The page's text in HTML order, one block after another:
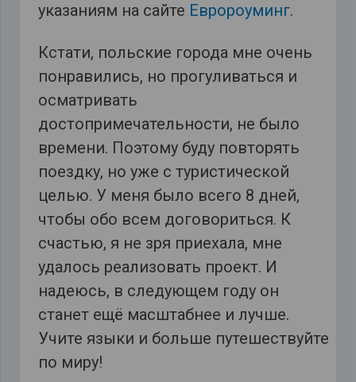
указаниям на сайте Евророуминг.
Кстати, польские города мне очень
понравились, но прогуливаться и
осматривать
достопримечательности, не было
времени. Поэтому буду повторять
поездку, но уже с туристической
целью. У меня было всего 8 дней,
чтобы обо всем договориться. К
счастью, я не зря приехала, мне
удалось реализовать проект. И
надеюсь, в следующем году он
станет ещё масштабнее и лучше.
Учите языки и больше путешествуйте
по миру!